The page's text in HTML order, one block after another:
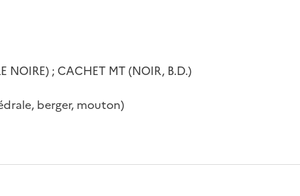
NOIRE) ; CACHET MT (NOIR, B.D.)
berger, mouton)